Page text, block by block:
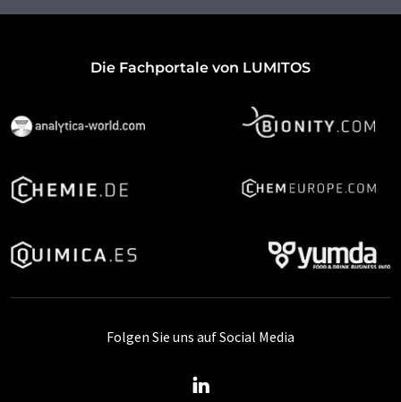
Die Fachportale von LUMITOS
Folgen Sie uns auf Social Media